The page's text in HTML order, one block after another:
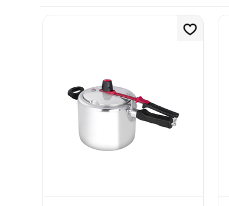
6º
rochedo natural stone
jogo panelas rochedo stone pro
vaporizador pure pop
10
º bake easy